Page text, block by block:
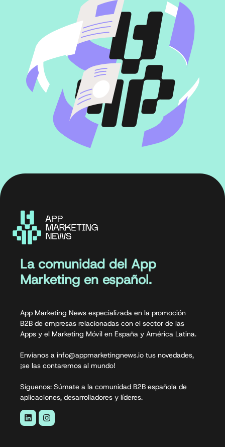
La comunidad del App
Marketing en español.
App Marketing News especializada en la promoción
B2B de empresas relacionadas con el sector de las
Apps y el Marketing Móvil en España y América Latina.
Envíanos a info@appmarketingnews.io tus novedades,
¡se las contaremos al mundo!
Síguenos: Súmate a la comunidad B2B española de
aplicaciones, desarrolladores y líderes.